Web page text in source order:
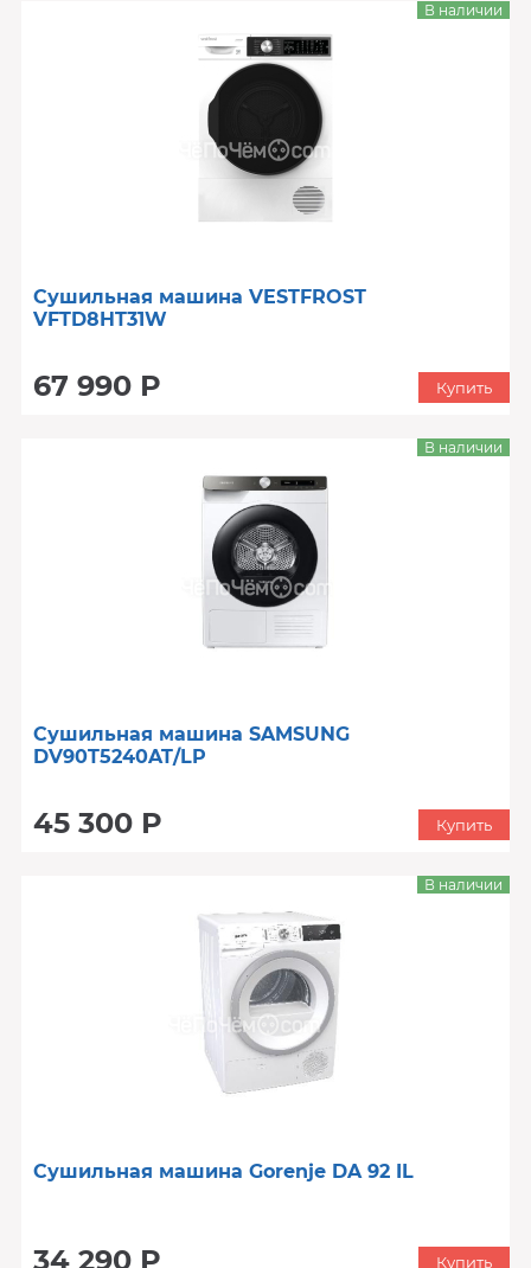
Сушильная машина VESTFROST
VFTD8HT31W
67 990 Р
В наличии
Купить
Сушильная машина SAMSUNG
DV90T5240AT/LP
45 300 Р
В наличии
Купить
Сушильная машина Gorenje DA 92 IL
34 290 Р
В наличии
Купить